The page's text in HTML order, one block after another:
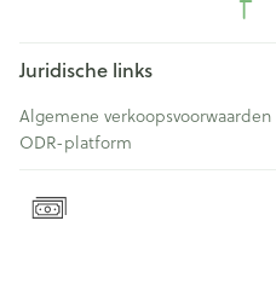
Juridische links
Algemene verkoopsvoorwaarden
ODR-platform